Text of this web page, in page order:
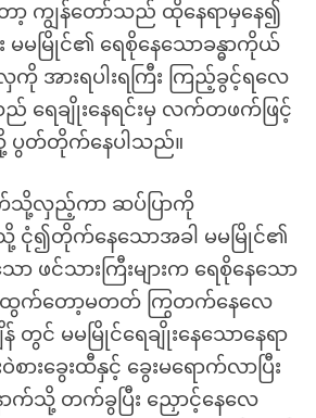
ာ့ ကျွန်တော်သည် ထိုနေရာမှနေ၍
မမမြိုင်၏ ရေစိုနေသောခန္ဓာကိုယ်
အားရပါးရကြီး ကြည့်ခွင့်ရလေ
ရေချိုးနေရင်းမှ လက်တဖက်ဖြင့်
ပွတ်တိုက်နေပါသည်။
သို့လှည့်ကာ ဆပ်ပြာကို
သို့ ငုံ၍တိုက်နေသောအခါ မမမြိုင်၏
ော ဖင်သားကြီးများက ရေစိုနေသော
ထွက်တော့မတတ် ကြွတက်နေလေ
င် မမမြိုင်ရေချိုးနေသောနေရာ
စားခွေးထီနှင့် ခွေးမရောက်လာပြီး
ာက်သို့ တက်ခွပြီး ညှောင့်နေလေ